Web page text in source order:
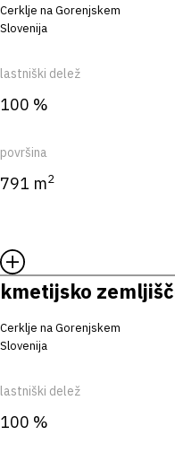
Cerklje na Gorenjskem
Slovenija
lastniški delež
100 %
površina
791 m2
kmetijsko
Cerklje na Gorenjskem
Slovenija
lastniški delež
100 %